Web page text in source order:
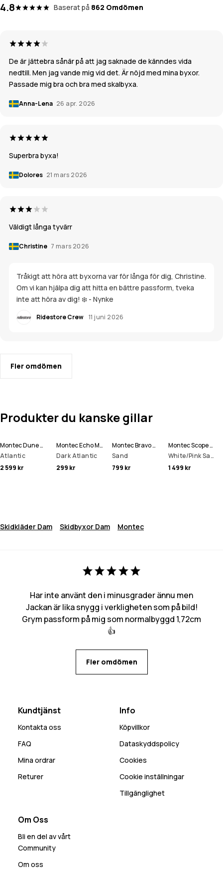
4.8 Baserat på 862 Omdömen
De är jättebra sånär på att jag saknade de känndes vida
nedtill. Men jag vande mig vid det. Är nöjd med mina byxor.
Passade mig bra och bra med skalbyxa.
Anna-Lena 26 apr. 2026
Superbra byxa!
Dolores 21 mars 2026
Väldigt långa tyvärr
Christine 7 mars 2026
Tråkigt att höra att byxorna var för långa för dig, Christine.
Om vi kan hjälpa dig att hitta en bättre passform, tveka
inte att höra av dig! ❄️ - Nynke
Ridestore Crew 11 juni 2026
Fler omdömen
Produkter du kanske gillar
Montec Dune W Skidjacka Kvinna
Atlantic
2 599 kr
Montec Echo Mössa
Dark Atlantic
299 kr
Montec Bravo W Fleecetröja Kvinna
Sand
799 kr
Montec Scope Skidglasögon
White/Pink Sapphire Mirror
1 499 kr
Skidkläder Dam Skidbyxor Dam Montec
Har inte använt den i minusgrader ännu men
Jackan är lika snygg i verkligheten som på bild!
Grym passform på mig som normalbyggd 1,72cm
👍
Fler omdömen
Kundtjänst
Kontakta oss
FAQ
Mina ordrar
Returer
Info
Köpvillkor
Dataskyddspolicy
Cookies
Cookie inställningar
Tillgänglighet
Om Oss
Bli en del av vårt
Community
Om oss